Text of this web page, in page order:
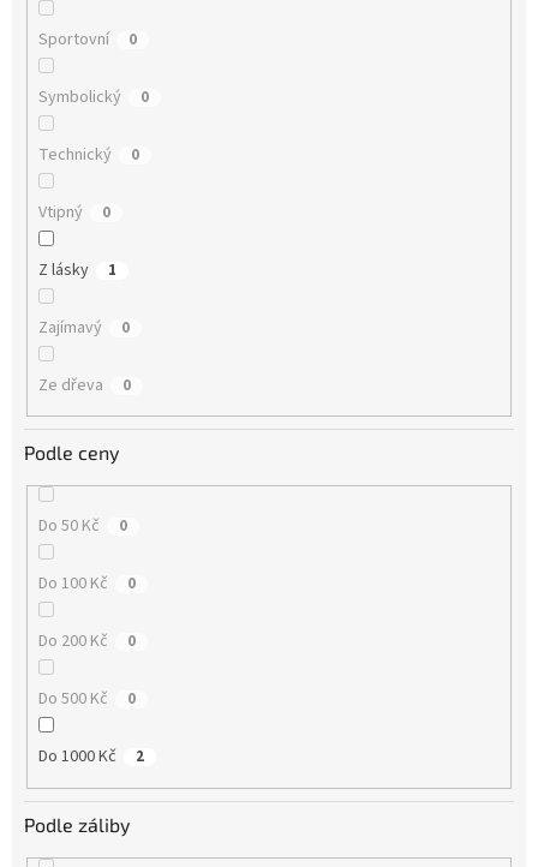
Sportovní 0
Symbolický 0
Technický 0
Vtipný 0
Z lásky 1
Zajímavý 0
Ze dřeva 0
Podle ceny
Do 50 Kč 0
Do 100 Kč 0
Do 200 Kč 0
Do 500 Kč 0
Do 1000 Kč 2
Podle záliby